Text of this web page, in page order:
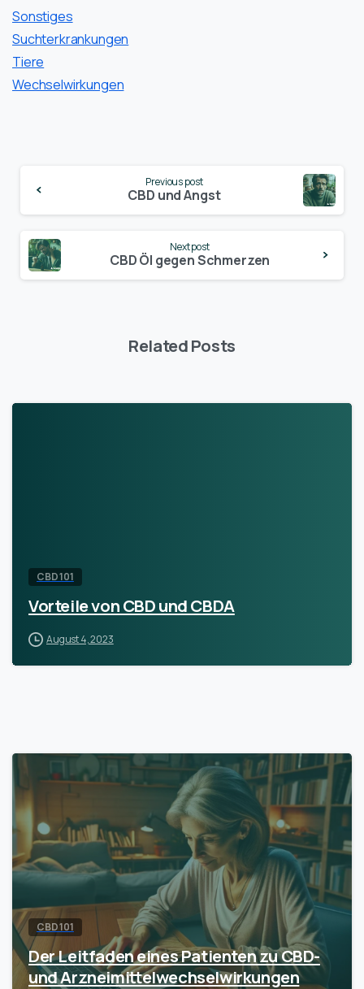
Sonstiges
Suchterkrankungen
Tiere
Wechselwirkungen
Reading
Previous post
CBD und Angst
Next post
CBD Öl gegen Schmerzen
Related Posts
CBD 101
Vorteile von CBD und CBDA
August 4, 2023
CBD 101
Der Leitfaden eines Patienten zu CBD-
und Arzneimittelwechselwirkungen